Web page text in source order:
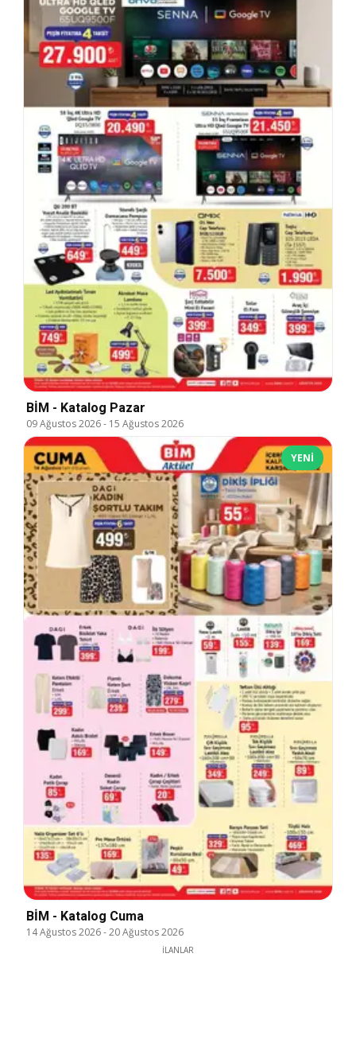
BİM - Katalog Pazar
09 Ağustos 2026- 15 Ağustos 2026
YENI
BİM - Katalog Cuma
14 Ağustos 2026-20 Ağustos 2026
İLANLAR